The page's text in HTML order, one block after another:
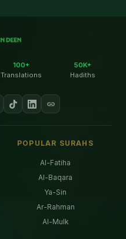
100+
Translations
50K+
Hadiths
POPULAR SURAHS
Al-Fatiha
Al-Baqara
Ya-Sin
Ar-Rahman
Al-Mulk